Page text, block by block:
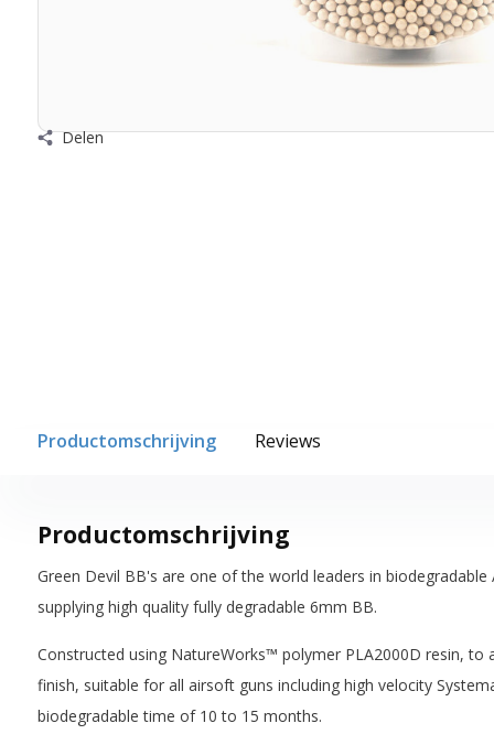
Delen
Productomschrijving Reviews
Productomschrijving
Green Devil BB's are one of the world leaders in
supplying high quality fully degradable 6mm BB.
Constructed using NatureWorks™ polymer PLA2000D resin, to
finish, suitable for all airsoft guns including high velocity
biodegradable time of 10 to 15 months.